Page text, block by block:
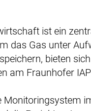
ist ein
das Gas unter
bieten
am Fraunhofer
Monitoringsystem